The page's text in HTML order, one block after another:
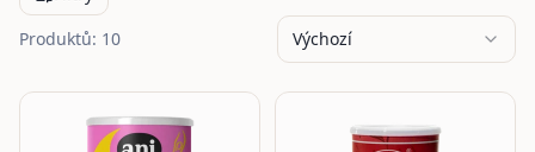
Produktů: 10
Výchozí